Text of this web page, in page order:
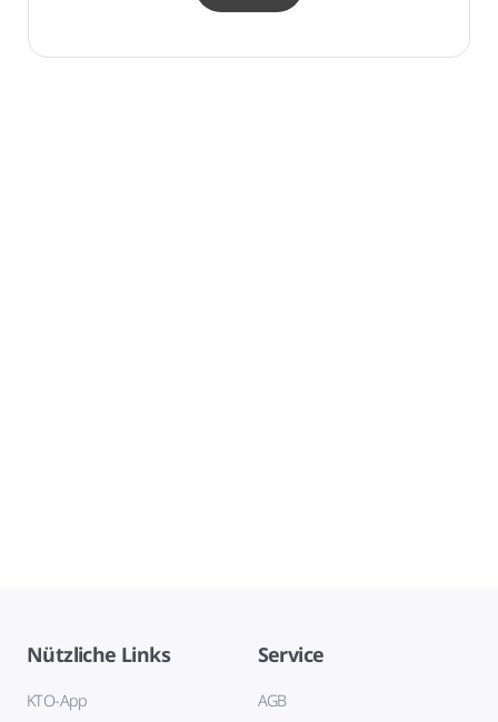
Nützliche Links
KTO-App
Service
AGB